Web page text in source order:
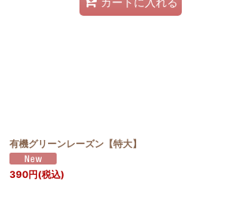
有機グリーンレーズン【特大】
390円(税込)